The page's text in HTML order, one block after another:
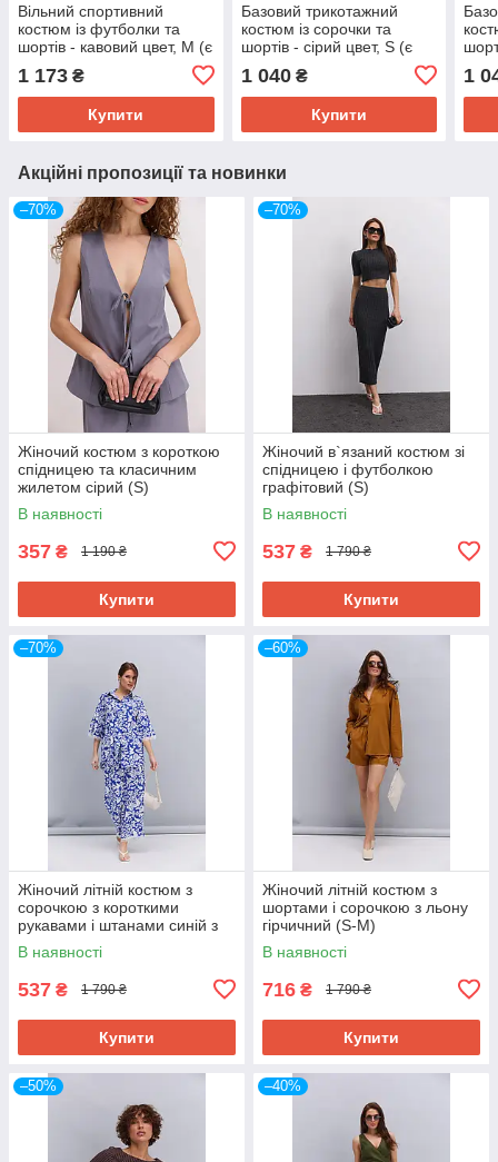
Вільний спортивний
костюм із футболки та
шортів - кавовий цвет, M (є
1 173 ₴
Купити
Базовий трикотажний
костюм із сорочки та
шортів - сірий цвет, S (є
1 040₴
Купити
1
Акційні пропозиції та новинки
–70%
Жіночий костюм з короткою
спідницею та класичним
жилетом сірий (S)
В наявності
357 ₴ 1 190 ₴
Купити
–70%
Жіночий в`язаний костюм зі
спідницею і футболкою
графітовий (S)
В наявності
537 ₴ 1 790 ₴
Купити
–70%
Жіночий літній костюм з
сорочкою з короткими
рукавами і штанами синій з
абстракцією (S-M)
В наявності
537 ₴ 1 790 ₴
Купити
–60%
Жіночий літній костюм з
шортами і сорочкою з льону
гірчичний (S-M)
В наявності
716 ₴ 1 790 ₴
Купити
–50% –40%